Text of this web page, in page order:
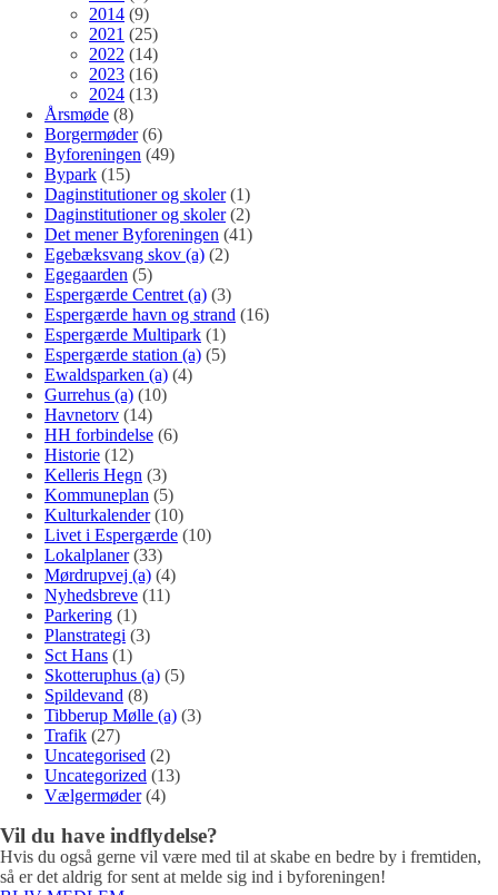
2014 (9)
2021 (25)
2022 (14)
2023 (16)
2024 (13)
Årsmøde (8)
Borgermøder(6)
Byforeningen (49)
Bypark (15)
Daginstitutioner og skoler(1)
Daginstitutioner og skoler(2)
Det mener Byforeningen (41)
Egebæksvang skov (a) (2)
Egegaarden (5)
Espergærde Centret (a) (3)
Espergærde havn og strand (16)
Espergærde Multipark (1)
Espergærde station (a) (5)
Ewaldsparken (a) (4)
Gurrehus (a) (10)
Havnetorv (14)
HH forbindelse (6)
Historie (12)
Kelleris Hegn (3)
Kommuneplan (5)
Kulturkalender(10)
Livet i Espergærde (10)
Lokalplaner(33)
Mørdrupvej (a) (4)
Nyhedsbreve (11)
Parkering (1)
Planstrategi (3)
Sct Hans (1)
Skotteruphus (a) (5)
Spildevand (8)
Tibberup Mølle (a) (3)
Trafik (27)
Uncategorised (2)
Uncategorized (13)
Vælgermøder(4)
Vil du have indflydelse?
Hvis du også gerne vil være med til at skabe en bedre by i fremtiden,
så er det aldrig for sent at melde sig ind i byforeningen!